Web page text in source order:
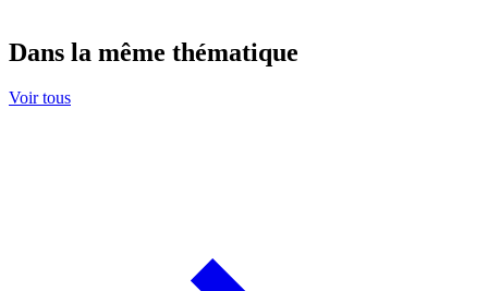
Dans la même thématique
Voir tous